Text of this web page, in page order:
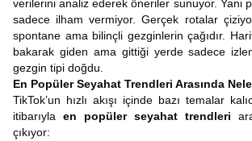
verilerini analiz ederek öneriler sunuyor. Yani
sadece ilham vermiyor. Gerçek rotalar
spontane ama bilinçli gezginlerin çağıdır.
bakarak giden ama gittiği yerde sadece
gezgin tipi doğdu.
En Popüler Seyahat Trendleri Arasında
TikTok’un hızlı akışı içinde bazı temalar
itibarıyla en popüler seyahat trendleri
çıkıyor: